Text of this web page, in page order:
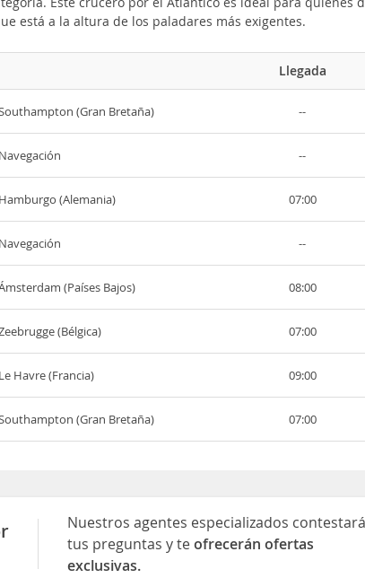
está a la altura de los paladares más exigentes.
Llegada
(Gran Bretaña) --
Navegación --
Hamburgo (Alemania) 07:00
Navegación --
(Países Bajos) 08:00
(Bélgica) 07:00
Le Havre (Francia) 09:00
(Gran Bretaña) 07:00
Nuestros agentes especializados
tus preguntas y teofrecerán ofertas
exclusivas.